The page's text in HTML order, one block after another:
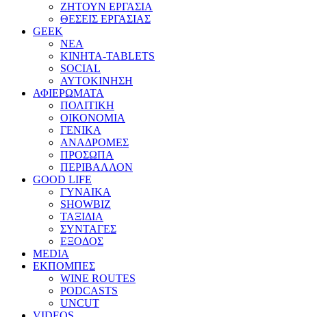
ΖΗΤΟΥΝ ΕΡΓΑΣΙΑ
ΘΕΣΕΙΣ ΕΡΓΑΣΙΑΣ
GEEK
ΝΕΑ
ΚΙΝΗΤΑ-TABLETS
SOCIAL
ΑΥΤΟΚΙΝΗΣΗ
ΑΦΙΕΡΩΜΑΤΑ
ΠΟΛΙΤΙΚΗ
ΟΙΚΟΝΟΜΙΑ
ΓΕΝΙΚΑ
ΑΝΑΔΡΟΜΕΣ
ΠΡΟΣΩΠΑ
ΠΕΡΙΒΑΛΛΟΝ
GOOD LIFE
ΓΥΝΑΙΚΑ
SHOWBIZ
ΤΑΞΙΔΙΑ
ΣΥΝΤΑΓΕΣ
ΕΞΟΔΟΣ
MEDIA
ΕΚΠΟΜΠΕΣ
WINE ROUTES
PODCASTS
UNCUT